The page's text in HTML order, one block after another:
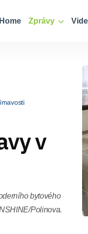
Home Zprávy
v
bytového
Polinova.